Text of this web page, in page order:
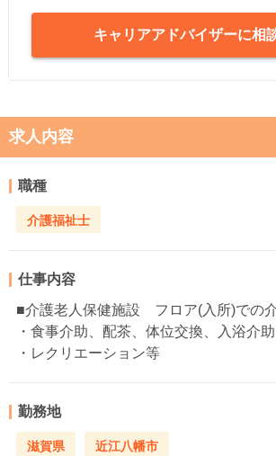
キャリアアドバイザーに相
求人内容
職種
介護福祉士
仕事内容
■介護老人保健施設 フロア(入所)での
・食事介助、配茶、体位交換、入浴介助
・レクリエーション等
勤務地
滋賀県 近江八幡市